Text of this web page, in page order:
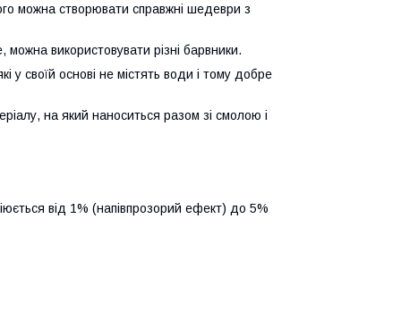
можна створювати справжні шедеври з
використовувати різні барвники.
у своїй основі не містять води і тому добре
на який наноситься разом зі смолою і
від 1% (напівпрозорий ефект) до 5%